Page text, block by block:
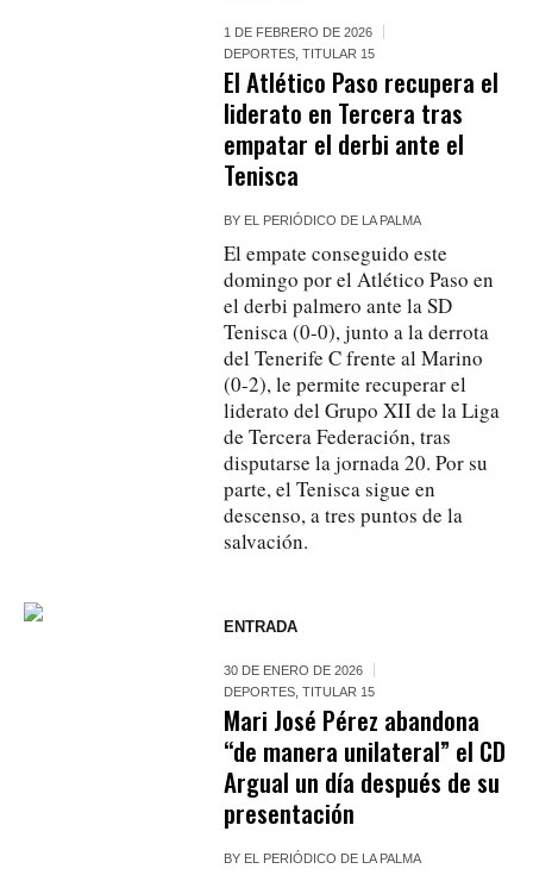
1 DE FEBRERO DE 2026
DEPORTES ,TITULAR 15
El Atlético Paso recupera el
liderato en Tercera tras
empatar el derbi ante el
Tenisca
BY EL PERIÓDICO DE LA PALMA
El empate conseguido este
domingo por el Atlético Paso en
el derbi palmero ante la SD
Tenisca (0-0), junto a la derrota
del Tenerife C frente al Marino
(0-2), le permite recuperar el
liderato del Grupo XII de la Liga
de Tercera Federación, tras
disputarse la jornada 20. Por su
parte, el Tenisca sigue en
descenso, a tres puntos de la
salvación.
ENTRADA
30 DE ENERO DE 2026
DEPORTES ,TITULAR 15
Mari José Pérez abandona
“de manera unilateral” el CD
Argual un día después de su
presentación
BY EL PERIÓDICO DE LA PALMA